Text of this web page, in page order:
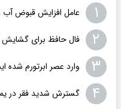
۱ عامل افزایش قبوض
۲ فال حافظ برای گشایش
۳ وارد عصر ابرتورم شده
۴ گسترش شدید فقر در